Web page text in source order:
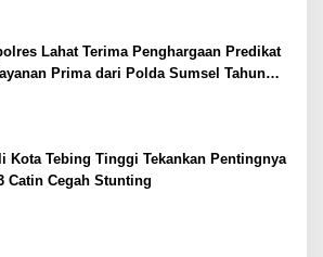
Lahat Terima Penghargaan Predikat
Prima dari Polda Sumsel Tahun
Kota Tebing Tinggi Tekankan Pentingnya
Catin Cegah Stunting